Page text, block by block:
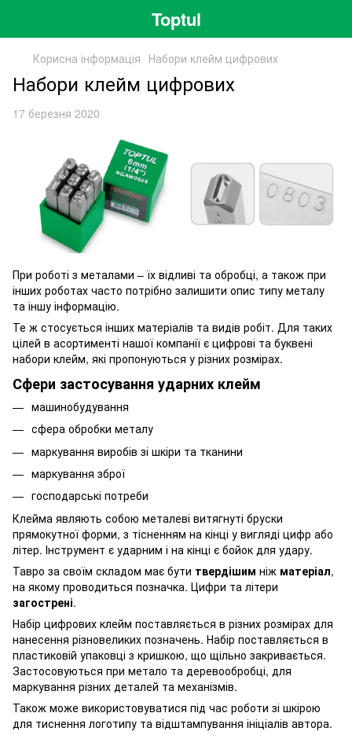
Toptul
Корисна інформація Набори клейм цифрових
Набори клейм цифрових
17 березня 2020
При роботі з металами – їх відливі та обробці, а також при
інших роботах часто потрібно залишити опис типу металу
та іншу інформацію.
Те ж стосується інших матеріалів та видів робіт. Для таких
цілей в асортименті нашої компанії є цифрові та буквені
набори клейм, які пропонуються у різних розмірах.
Сфери застосування ударних клейм
машинобудування
сфера обробки металу
маркування виробів зі шкіри та тканини
маркування зброї
господарські потреби
Клейма являють собою металеві витягнуті бруски
прямокутної форми, з тісненням на кінці у вигляді цифр або
літер. Інструмент є ударним і на кінці є бойок для удару.
Тавро за своїм складом має бути твердішим ніж матеріал,
на якому проводиться позначка. Цифри та літери
загострені.
Набір цифрових клейм поставляється в різних розмірах для
нанесення різновеликих позначень. Набір поставляється в
пластиковій упаковці з кришкою, що щільно закривається.
Застосовуються при метало та деревообробці, для
маркування різних деталей та механізмів.
Також може використовуватися під час роботи зі шкірою
для тиснення логотипу та відштампування ініціалів автора.